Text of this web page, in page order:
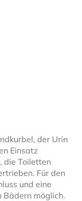
der Urin
Einsatz
die Toiletten
Für den
und eine
Bädern möglich.